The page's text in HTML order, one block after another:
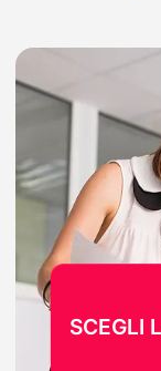
SCEGLI